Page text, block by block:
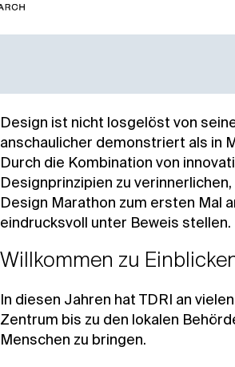
Design ist nicht losgelöst von
anschaulicher demonstriert als in
Durch die Kombination von
Designprinzipien zu
Design Marathon zum ersten Mal
eindrucksvoll unter Beweis stellen.
Willkommen zu
In diesen Jahren hat TDRI an
Zentrum bis zu den lokalen
Menschen zu bringen.